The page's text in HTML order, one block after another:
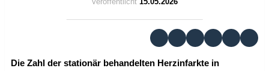
Die Zahl der stationär behandelten Herzinfarkte in